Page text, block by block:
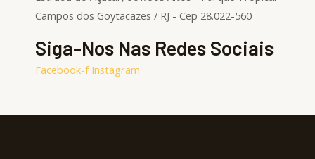
Campos dos Goytacazes / RJ - Cep 28.022-560
Siga-Nos Nas Redes Sociais
Facebook-f Instagram